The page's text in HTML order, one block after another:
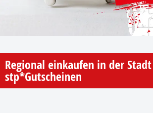
Regional einkaufen in der
stp*Gutscheinen